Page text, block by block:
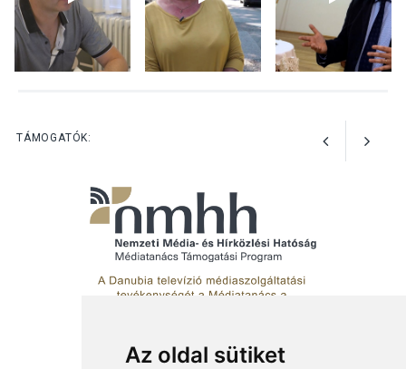
Az oldal sütiket
KÖZÉLET 2026 AUG 05
TÁMOGATÓK: